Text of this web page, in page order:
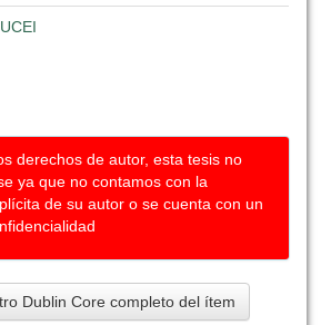
derechos de autor, esta tesis no
ya que no contamos con la
de su autor o se cuenta con un
Dublin Core completo del ítem